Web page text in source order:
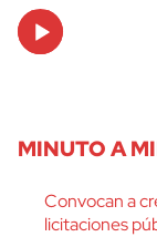
Audio
Player
MINUTO A
Convocan a
licitaciones